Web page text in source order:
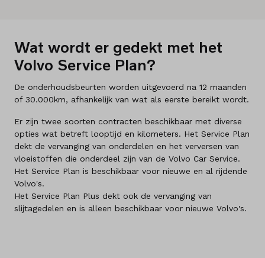
Wat wordt er gedekt met het
Volvo Service Plan?
De onderhoudsbeurten worden uitgevoerd na 12 maanden
of 30.000km, afhankelijk van wat als eerste bereikt wordt.
Er zijn twee soorten contracten beschikbaar met diverse
opties wat betreft looptijd en kilometers. Het Service Plan
dekt de vervanging van onderdelen en het verversen van
vloeistoffen die onderdeel zijn van de Volvo Car Service.
Het Service Plan is beschikbaar voor nieuwe en al rijdende
Volvo's.
Het Service Plan Plus dekt ook de vervanging van
slijtagedelen en is alleen beschikbaar voor nieuwe Volvo's.